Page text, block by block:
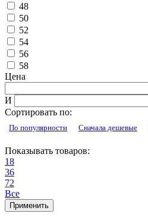
48
50
52
54
56
58
Цена
И
Сортировать по:
По популярности Сначала дешевые
Показывать товаров:
18
36
72
Все
Применить